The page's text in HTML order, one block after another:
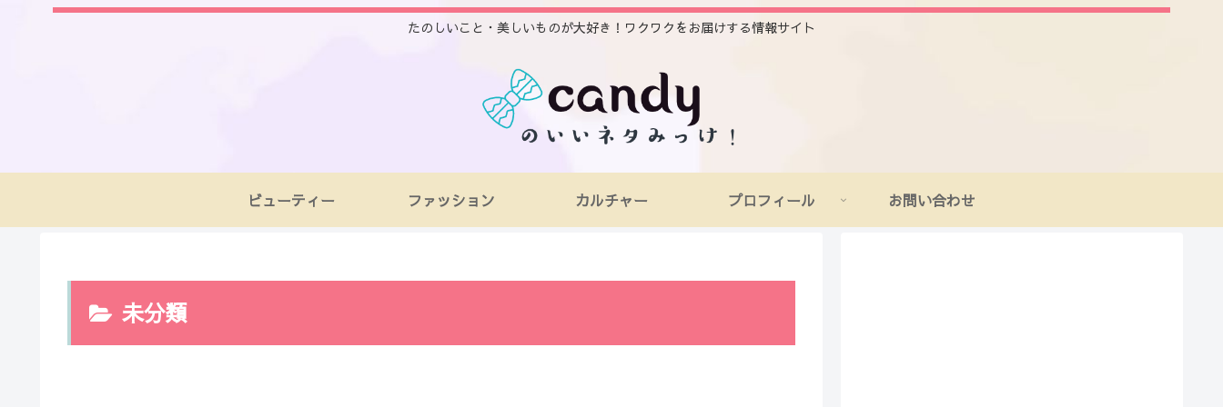
たのしいこと・美しいものが大好き！ワクワクをお届けする情報サイト
ビューティー ファッション カルチャー プロフィール お問い合わせ
未分類